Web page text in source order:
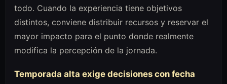
todo. Cuando la experiencia tiene objetivos
distintos, conviene distribuir recursos y reservar el
mayor impacto para el punto donde realmente
modifica la percepción de la jornada.
Temporada alta exige decisiones con fecha